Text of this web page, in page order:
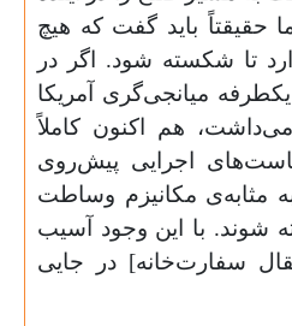
حقیقتاً باید گفت که هیچ
تا شکسته شود. اگر در
میانجی‌گری آمریکا
هم اکنون کاملاً
اجرایی پیش‌روی
به مثابه‌ی مکانیزم وساطت
شوند. با این وجود آسیب
سفارت‌خانه] در جایی